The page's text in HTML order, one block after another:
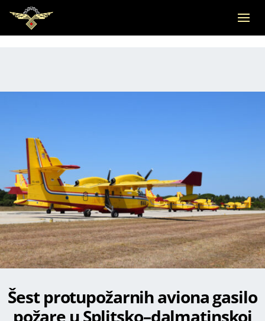
Šest protupožarnih aviona gasilo
požare u Splitsko–dalmatinskoj